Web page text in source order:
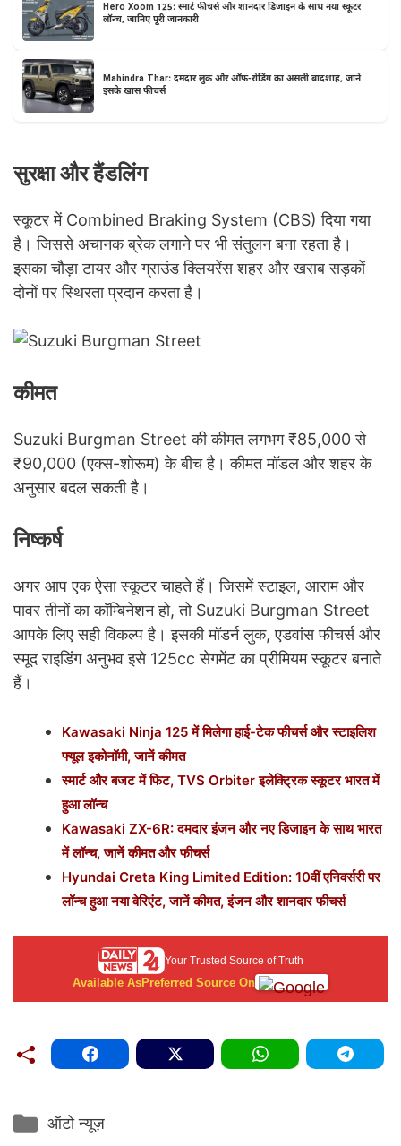
Hero Xoom 125: स्मार्ट फीचर्स और शानदार डिजाइन के साथ नया स्कूटर
लॉन्च, जानिए पूरी जानकारी
Mahindra Thar: दमदार लुक और ऑफ-रोडिंग का असली बादशाह, जानें
इसके खास फीचर्स
सुरक्षा और हैंडलिंग
स्कूटर में Combined Braking System (CBS) दिया गया
है। जिससे अचानक ब्रेक लगाने पर भी संतुलन बना रहता है।
इसका चौड़ा टायर और ग्राउंड क्लियरेंस शहर और खराब सड़कों
दोनों पर स्थिरता प्रदान करता है।
कीमत
Suzuki Burgman Street की कीमत लगभग ₹85,000 से
₹90,000 (एक्स-शोरूम) के बीच है। कीमत मॉडल और शहर के
अनुसार बदल सकती है।
निष्कर्ष
अगर आप एक ऐसा स्कूटर चाहते हैं। जिसमें स्टाइल, आराम और
पावर तीनों का कॉम्बिनेशन हो, तो Suzuki Burgman Street
आपके लिए सही विकल्प है। इसकी मॉडर्न लुक, एडवांस फीचर्स और
स्मूद राइडिंग अनुभव इसे 125cc सेगमेंट का प्रीमियम स्कूटर बनाते
हैं।
Kawasaki Ninja 125 में मिलेगा हाई-टेक फीचर्स और स्टाइलिश
फ्यूल इकोनॉमी, जानें कीमत
स्मार्ट और बजट में फिट, TVS Orbiter इलेक्ट्रिक स्कूटर भारत में
हुआ लॉन्च
Kawasaki ZX-6R: दमदार इंजन और नए डिजाइन के साथ भारत
में लॉन्च, जानें कीमत और फीचर्स
Hyundai Creta King Limited Edition: 10वीं एनिवर्सरी पर
लॉन्च हुआ नया वेरिएंट, जानें कीमत, इंजन और शानदार फीचर्स
Your Trusted Source of Truth
Available AsPreferred Source On
Categories
ऑटो न्यूज़